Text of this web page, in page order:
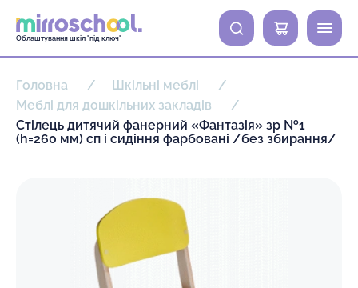
Облаштування шкіл "під ключ"
0
Головна
Шкільні меблі
Меблі для дошкільних закладів
Стілець дитячий фанерний «Фантазія» зр №1
(h=260 мм) сп і сидіння фарбовані /без збирання/